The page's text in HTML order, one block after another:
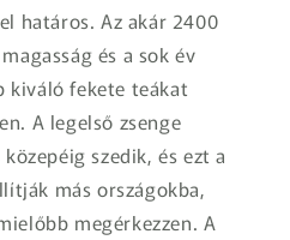
határos. Az akár 2400
és a sok év
kiváló fekete teákat
A legelső zsenge
szedik, és ezt a
más országokba,
megérkezzen. A